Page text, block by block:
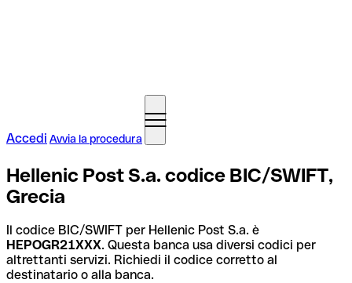
Accedi Avvia la procedura
Hellenic Post S.a. codice BIC/SWIFT,
Grecia
Il codice BIC/SWIFT per Hellenic Post S.a. è
HEPOGR21XXX. Questa banca usa diversi codici per
altrettanti servizi. Richiedi il codice corretto al
destinatario o alla banca.